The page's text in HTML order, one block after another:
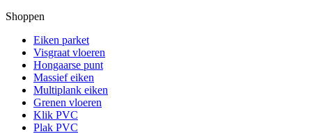
Shoppen
Eiken parket
Visgraat vloeren
Hongaarse punt
Massief eiken
Multiplank eiken
Grenen vloeren
Klik PVC
Plak PVC